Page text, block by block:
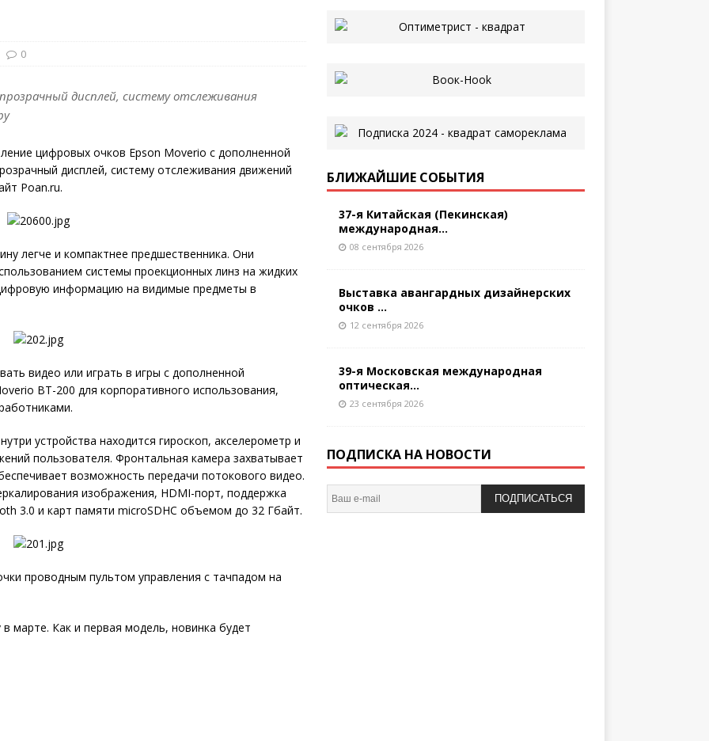
0
дисплей, систему отслеживания
цифровых очков Epson Moverio с дополненной
дисплей, систему отслеживания движений
Poan.ru.
легче и компактнее предшественника. Они
системы проекционных линз на жидких
информацию на видимые предметы в
видео или играть в игры с дополненной
BT-200 для корпоративного использования,
устройства находится гироскоп, акселерометр и
пользователя. Фронтальная камера захватывает
возможность передачи потокового видео.
изображения, HDMI-порт, поддержка
3.0 и карт памяти microSDHC объемом до 32 Гбайт.
проводным пультом управления с тачпадом на
марте. Как и первая модель, новинка будет
БЛИЖАЙШИЕ СОБЫТИЯ
37-я Китайская (Пекинская)
международная...
08 сентября 2026
Выставка авангардных дизайнерских
очков ...
12 сентября 2026
39-я Московская международная
оптическая...
23 сентября 2026
ПОДПИСКА НА НОВОСТИ
ПОДПИСАТЬСЯ